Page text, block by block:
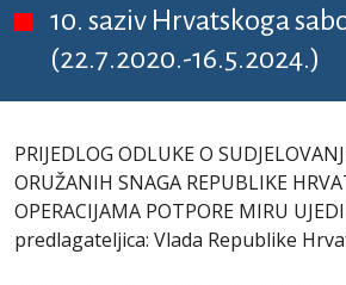
10. saziv Hrvatskoga
(22.7.2020.-16.5.2024.)
PRIJEDLOG ODLUKE O
ORUŽANIH SNAGA REPUBLIKE
OPERACIJAMA POTPORE MIRU
predlagateljica: Vlada Republike